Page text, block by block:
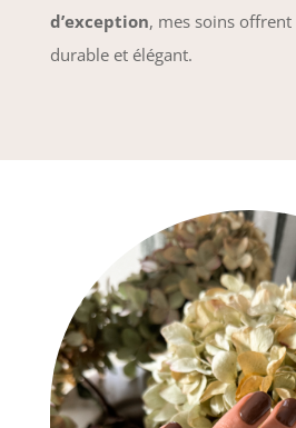
d’exception, mes soins
durable et élégant.